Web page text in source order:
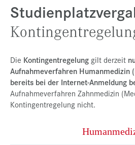
Über uns
Internationales
Events
Presse
Die Kontingentregelung gilt derzeit
Aufnahmeverfahren Humanmedizin
bereits bei der Internet-Anmeldung
Aufnahmeverfahren Zahnmedizin
Kontingentregelung nicht.